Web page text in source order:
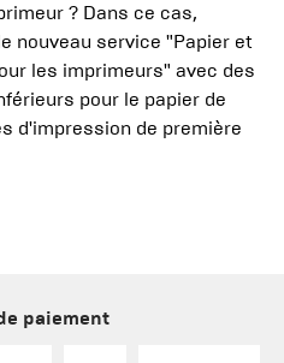
? Dans ce cas,
nouveau service "Papier et
les imprimeurs" avec des
pour le papier de
d'impression de première
paiement